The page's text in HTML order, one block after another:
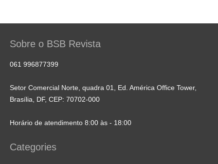
Sobre o BSB Revista
061 996877399
Setor Comercial Norte, quadra 01, Ed. América Office Tower,
Brasília, DF, CEP: 70702-000
Horário de atendimento 8:00 às - 18:00
Categories